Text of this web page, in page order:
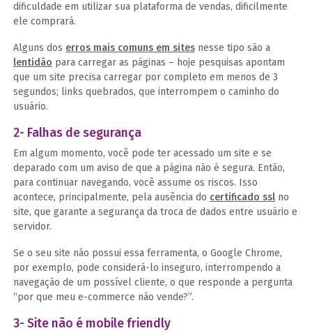
dificuldade em utilizar sua plataforma de vendas, dificilmente
ele comprará.
Alguns dos erros mais comuns em sites nesse tipo são a
lentidão para carregar as páginas – hoje pesquisas apontam
que um site precisa carregar por completo em menos de 3
segundos; links quebrados, que interrompem o caminho do
usuário.
2- Falhas de segurança
Em algum momento, você pode ter acessado um site e se
deparado com um aviso de que a página não é segura. Então,
para continuar navegando, você assume os riscos. Isso
acontece, principalmente, pela ausência do certificado ssl no
site, que garante a segurança da troca de dados entre usuário e
servidor.
Se o seu site não possui essa ferramenta, o Google Chrome,
por exemplo, pode considerá-lo inseguro, interrompendo a
navegação de um possível cliente, o que responde a pergunta
“por que meu e-commerce não vende?”.
3- Site não é mobile friendly